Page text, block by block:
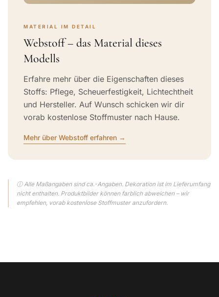
MATERIAL IM DETAIL
Webstoff – das Material dieses
Modells
Erfahre mehr über die Eigenschaften dieses
Stoffs: Pflege, Scheuerfestigkeit, Lichtechtheit
und Hersteller. Auf Wunsch schicken wir dir
vorab kostenlose Stoffmuster nach Hause.
Mehr über Webstoff erfahren →
ⓘ Alle Maßangaben sind ca.-Angaben. Dekoration ist im Lieferumfang
nicht enthalten. Produktbilder können farblich abweichen – wir
empfehlen, vorab kostenlose Stoffmuster anzufordern.